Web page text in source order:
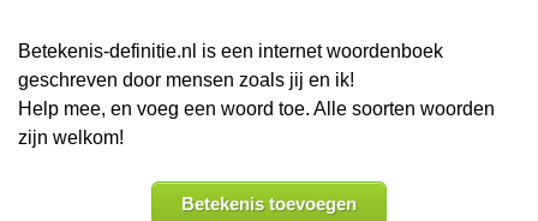
Betekenis-definitie.nl is een internet woordenboek
geschreven door mensen zoals jij en ik!
Help mee, en voeg een woord toe. Alle soorten woorden
zijn welkom!
Betekenis toevoegen